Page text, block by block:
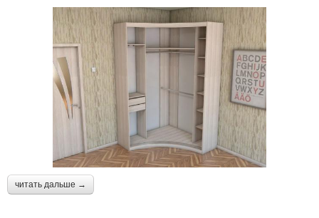
читать дальше →